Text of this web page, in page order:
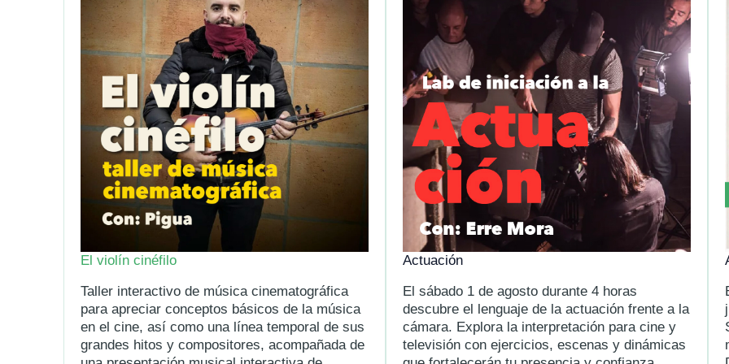
El violín cinéfilo
Taller interactivo de música cinematográfica
para apreciar conceptos básicos de la música
en el cine, así como una línea temporal de sus
grandes hitos y compositores, acompañada de
Actuación
El sábado 1 de agosto durante 4 horas
descubre el lenguaje de la actuación frente a la
cámara. Explora la interpretación para cine y
televisión con ejercicios, escenas y dinámicas